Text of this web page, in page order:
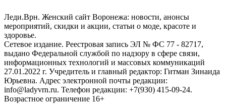
Леди.Врн. Женский сайт Воронежа: новости, анонсы
мероприятий, скидки и акции, статьи о моде, красоте и
здоровье.
Сетевое издание. Реестровая запись ЭЛ № ФС 77 - 82717,
выдано Федеральной службой по надзору в сфере связи,
информационных технологий и массовых коммуникаций
27.01.2022 г. Учредитель и главный редактор: Гитман Зинаида
Юрьевна. Адрес электронной почты редакции:
info@ladyvrn.ru. Телефон редакции: +7(930) 415-09-24.
Возрастное ограничение 16+